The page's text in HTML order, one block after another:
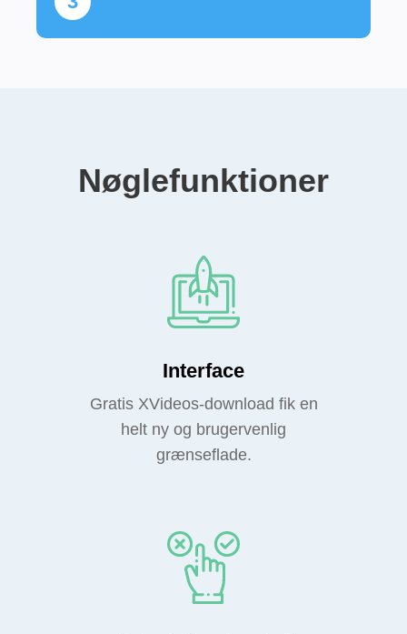
Nøglefunktioner
Interface
Gratis XVideos-download fik en
helt ny og brugervenlig
grænseflade.